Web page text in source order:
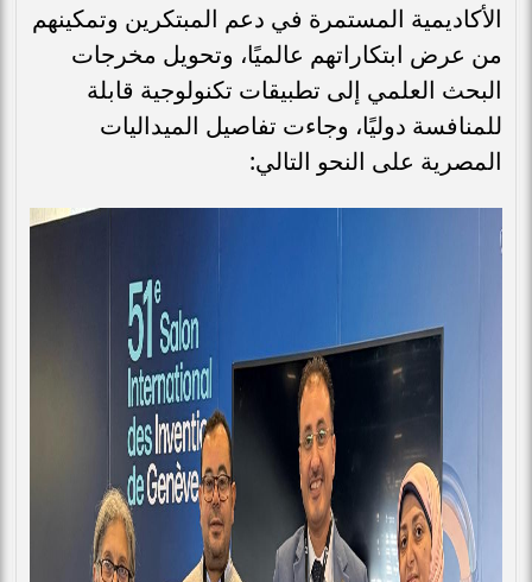
الأكاديمية المستمرة في دعم المبتكرين وتمكينهم
من عرض ابتكاراتهم عالميًا، وتحويل مخرجات
البحث العلمي إلى تطبيقات تكنولوجية قابلة
للمنافسة دوليًا، وجاءت تفاصيل الميداليات
المصرية على النحو التالي: